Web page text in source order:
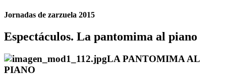
Jornadas de zarzuela 2015
Espectáculos. La pantomima al piano
LA PANTOMIMA AL
PIANO